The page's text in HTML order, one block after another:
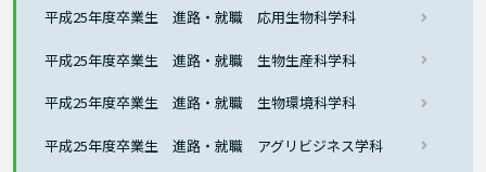
平成25年度卒業生 進路・就職 応用生物科学科
平成25年度卒業生 進路・就職 生物生産科学科
平成25年度卒業生 進路・就職 生物環境科学科
平成25年度卒業生 進路・就職 アグリビジネス学科